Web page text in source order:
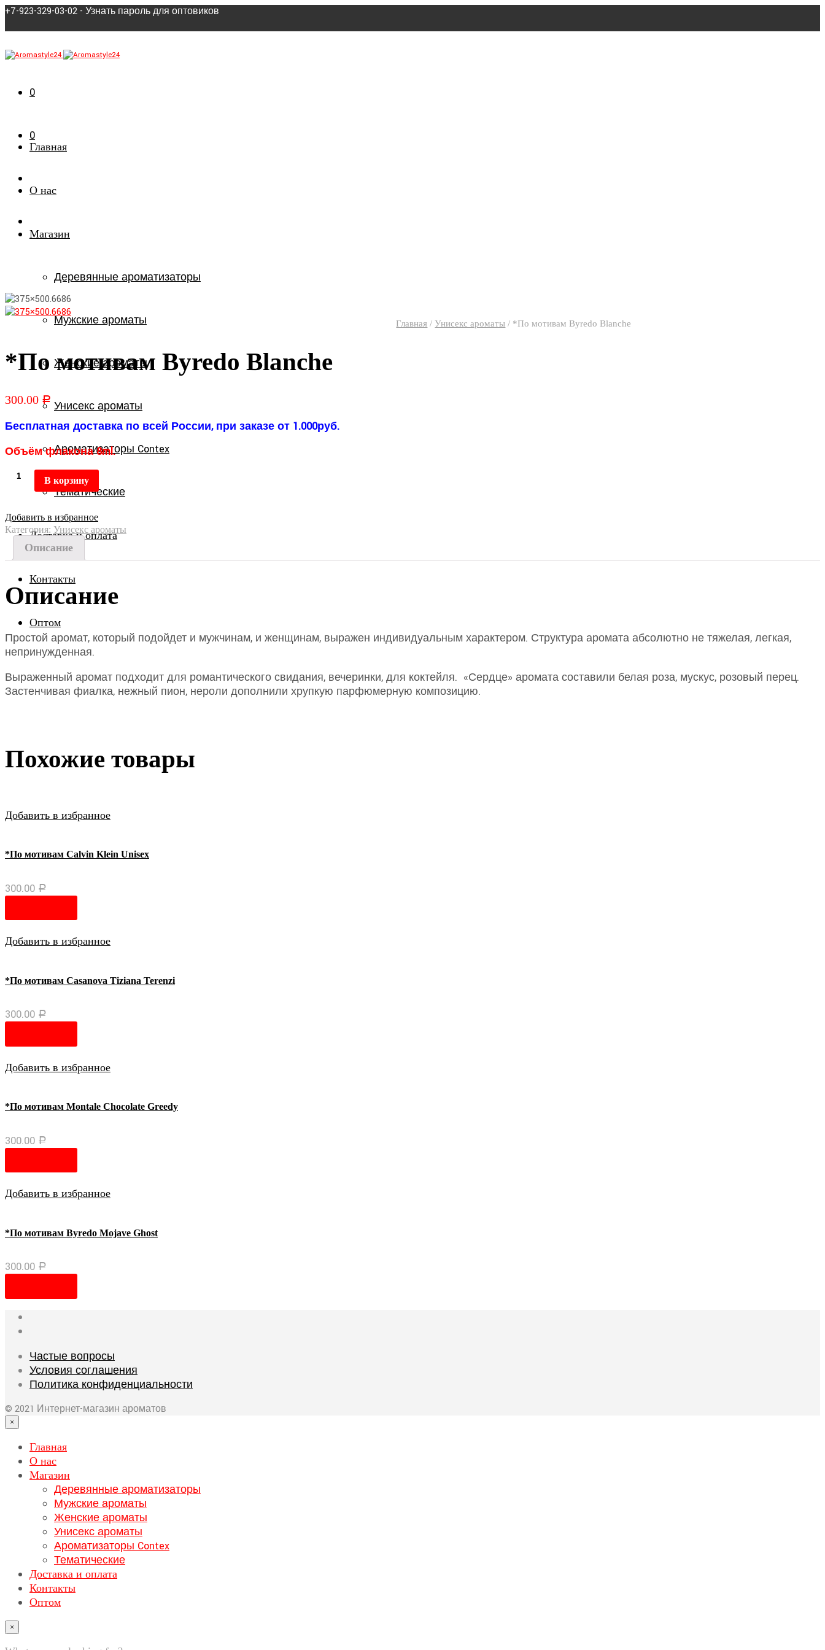
+7-923-329-03-02 - Узнать пароль для оптовиков
0
0
Главная
О нас
Магазин
Деревянные ароматизаторы
Мужские ароматы
Женские ароматы
Унисекс ароматы
Ароматизаторы Contex
Тематические
Доставка и оплата
Контакты
Оптом
Главная / Унисекс ароматы / *По мотивам Byredo Blanche
*По мотивам Byredo Blanche
300.00 Р
Бесплатная доставка по всей России, при заказе от 1.000руб.
Объём флакона 8ml.
В корзину
Добавить в избранное
Категория: Унисекс ароматы
Описание
Описание
Простой аромат, который подойдет и мужчинам, и женщинам, выражен индивидуальным характером. Структура аромата абсолютно не тяжелая, легкая,
непринужденная.
Выраженный аромат подходит для романтического свидания, вечеринки, для коктейля. «Сердце» аромата составили белая роза, мускус, розовый перец.
Застенчивая фиалка, нежный пион, нероли дополнили хрупкую парфюмерную композицию.
Похожие товары
Добавить в избранное
*По мотивам Calvin Klein Unisex
300.00 Р
Добавить в избранное
*По мотивам Casanova Tiziana Terenzi
300.00 Р
Добавить в избранное
*По мотивам Montale Chocolate Greedy
300.00 Р
Добавить в избранное
*По мотивам Byredo Mojave Ghost
300.00 Р
Частые вопросы
Условия соглашения
Политика конфиденциальности
© 2021 Интернет-магазин ароматов
×
Главная
О нас
Магазин
Деревянные ароматизаторы
Мужские ароматы
Женские ароматы
Унисекс ароматы
Ароматизаторы Contex
Тематические
Доставка и оплата
Контакты
Оптом
×